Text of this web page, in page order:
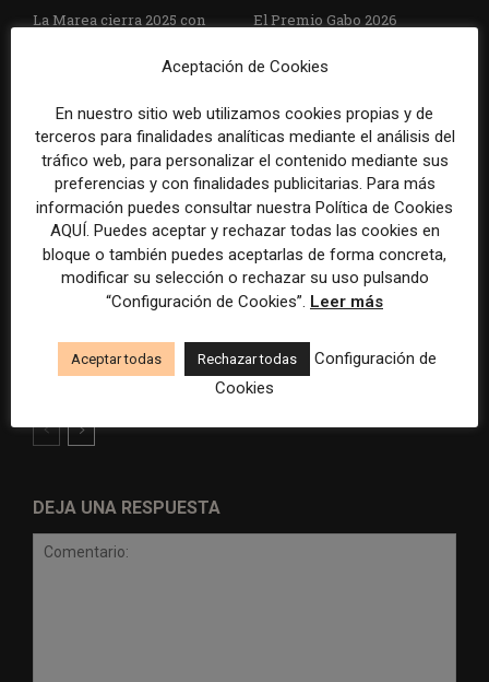
La Marea cierra 2025 con
cooperativa pierde 38.542
El Premio Gabo 2026
Brasil, España y El Salvador
la violencia
Radio Televisión Madrid
control para el uso de la
inteligencia artificial
ADEPA crea un premio
cobertura periodística del
Mundial 2026
DEJA UNA RESPUESTA
Aceptación de Cookies
En nuestro sitio web utilizamos cookies propias y de
terceros para finalidades analíticas mediante el análisis del
tráfico web, para personalizar el contenido mediante sus
preferencias y con finalidades publicitarias. Para más
información puedes consultar nuestra Política de Cookies
AQUÍ. Puedes aceptar y rechazar todas las cookies en
bloque o también puedes aceptarlas de forma concreta,
modificar su selección o rechazar su uso pulsando
“Configuración de Cookies”. Leer más
Aceptar todas Rechazar todas
Configuración de
Cookies